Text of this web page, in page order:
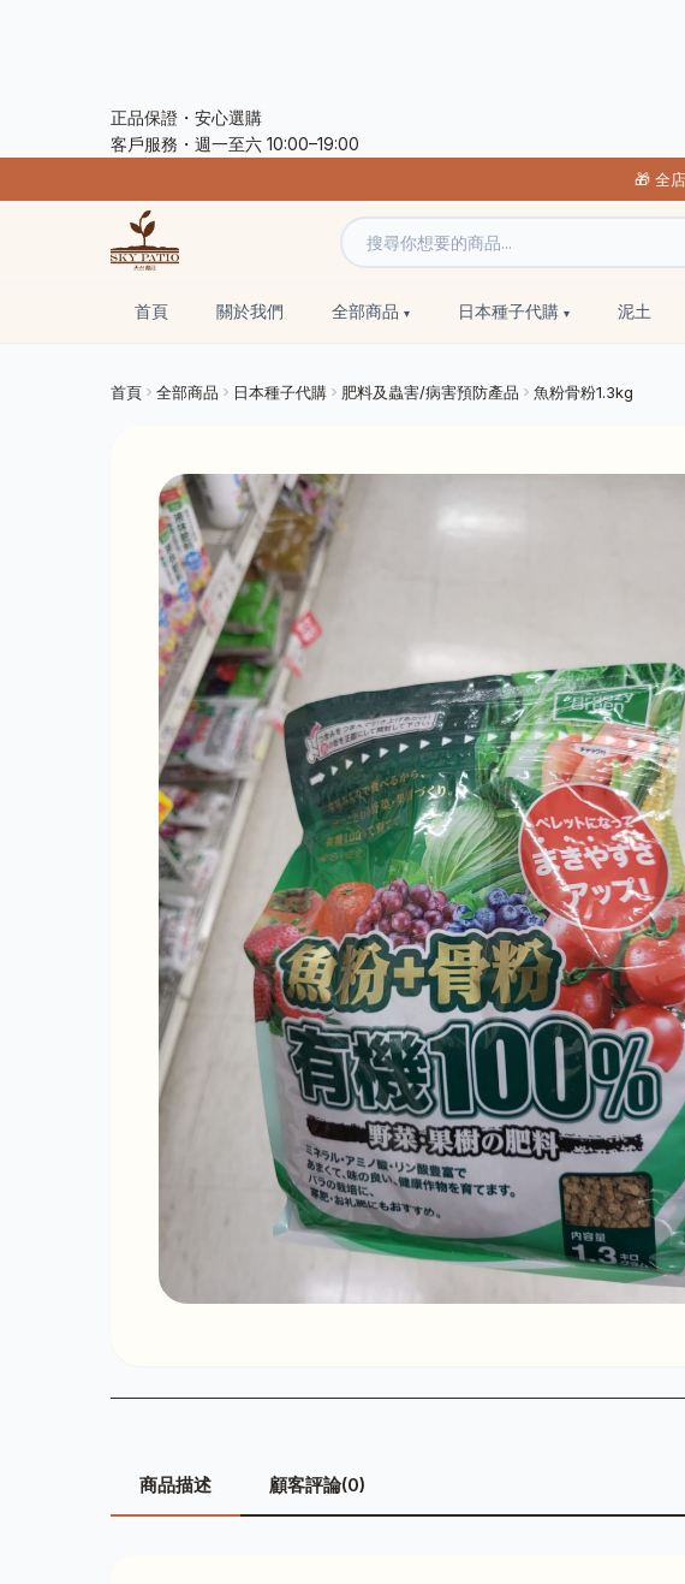
正品保證・安心選購
客戶服務・週一至六 10:00–19:00
🎁 全
首頁 關於我們 全部商品 日本種子代購 泥土
首頁 全部商品 日本種子代購 肥料及蟲害/病害預防產品 魚粉骨粉1.3kg
商品描述 顧客評論(0)